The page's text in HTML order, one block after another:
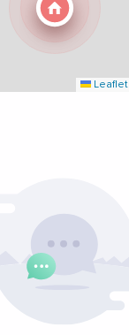
Leaflet